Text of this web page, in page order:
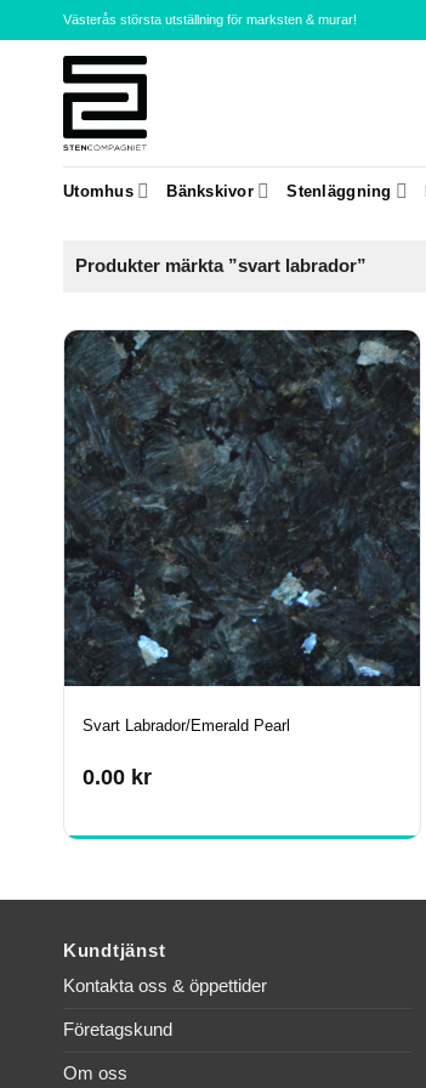
to
Västerås största utställning för marksten & murar!
Utomhus Bänkskivor Stenläggning
Produkter märkta ”svart labrador”
Svart Labrador/Emerald Pearl
0.00 kr
Kundtjänst
Kontakta oss & öppettider
Företagskund
Om oss